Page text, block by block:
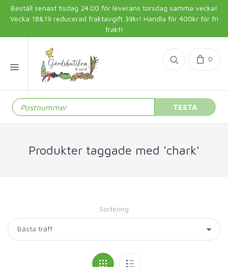
Beställ senast tisdag 24.00 för leverans torsdag samma vecka!
Vecka 18&19 reducerad fraktavgift 39kr! Handla för 400kr för fri
frakt!
0
TESTA
Produkter taggade med 'chark'
Sortering